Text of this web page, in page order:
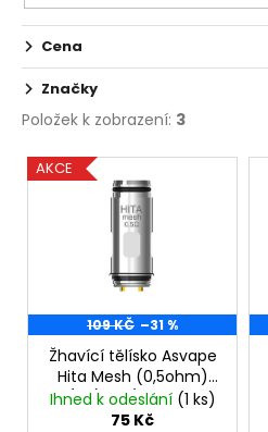
Cena
Značky
Položek k zobrazení: 3
V
ý
r
AKCE
109 KČ –31 %
Žhavící tělísko Asvape
Hita Mesh (0,5ohm)
(1ks) - VÝPRODEJ.
Ihned k odeslání (1 ks)
75 Kč
u
j
e
m
e
JOYETECH
Kč